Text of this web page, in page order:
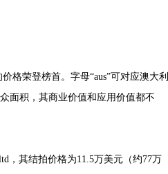
格荣登榜首。字母“aus”可对应澳大利
面积，其商业价值和应用价值都不
，其结拍价格为11.5万美元（约77万